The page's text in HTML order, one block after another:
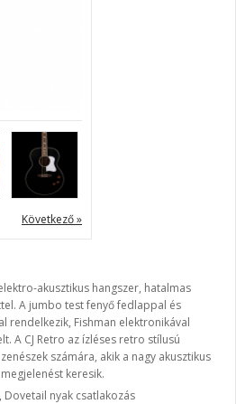
Következő »
akusztikus hangszer, hatalmas
A jumbo test fenyő fedlappal és
rendelkezik, Fishman elektronikával
A CJ Retro az ízléses retro stílusú
számára, akik a nagy akusztikus
keresik.
nyak csatlakozás